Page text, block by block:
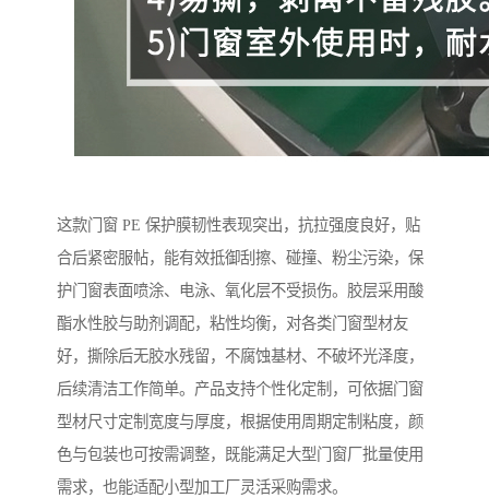
这款门窗 PE 保护膜韧性表现突出，抗拉强度良好，贴
合后紧密服帖，能有效抵御刮擦、碰撞、粉尘污染，保
护门窗表面喷涂、电泳、氧化层不受损伤。胶层采用酸
酯水性胶与助剂调配，粘性均衡，对各类门窗型材友
好，撕除后无胶水残留，不腐蚀基材、不破坏光泽度，
后续清洁工作简单。产品支持个性化定制，可依据门窗
型材尺寸定制宽度与厚度，根据使用周期定制粘度，颜
色与包装也可按需调整，既能满足大型门窗厂批量使用
需求，也能适配小型加工厂灵活采购需求。